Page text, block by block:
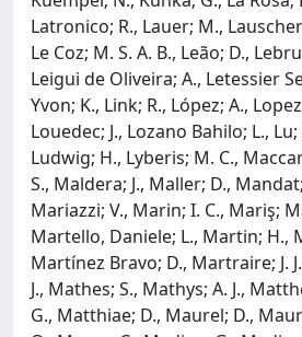
Latronico; R., Lauer; M.,
Le Coz; M. S. A. B., Leão; D.,
Leigui de Oliveira; A., Letessier
Yvon; K., Link; R., López; A.,
Louedec; J., Lozano Bahilo; L.,
Ludwig; H., Lyberis; M. C.,
S., Maldera; J., Maller; D.,
Mariazzi; V., Marin; I. C., Mariş;
Martello, Daniele; L., Martin; H.,
Martínez Bravo; D., Martraire; J.
J., Mathes; S., Mathys; A. J.,
G., Matthiae; D., Maurel; D.,